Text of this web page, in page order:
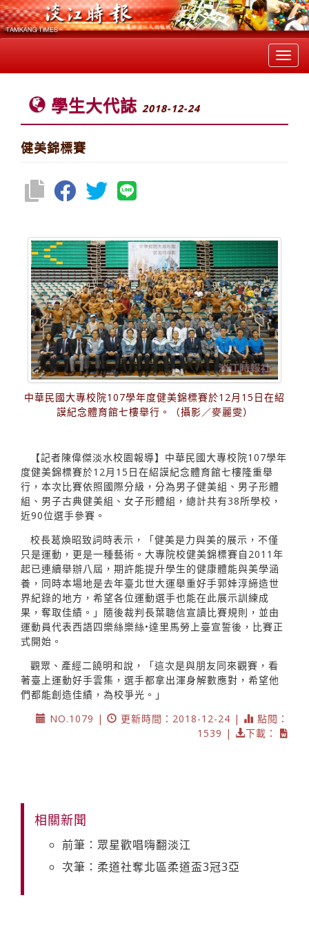
學生大代誌 2018-12-24
健美錦標賽
中華民國大專校院107學年度健美錦標賽於12月15日在紹
謨紀念體育館七樓舉行。（攝影／麥麗雯）
【記者陳偉傑淡水校園報導】中華民國大專校院107學年
度健美錦標賽於12月15日在紹謨紀念體育館七樓隆重舉
行，本次比賽依照國際分級，分為男子健美組、男子形體
組、男子古典健美組、女子形體組，總計共有38所學校，
近90位選手參賽。
校長葛煥昭致詞時表示，「健美是力與美的展示，不僅
只是運動，更是一種藝術。大專院校健美錦標賽自2011年
起已連續舉辦八屆，期許能提升學生的健康體能與美學涵
養，同時本場地是去年臺北世大運舉重好手郭婞淳締造世
界紀錄的地方，希望各位運動選手也能在此展示訓練成
果，奪取佳績。」隨後裁判長葉聰信宣讀比賽規則，並由
運動員代表西語四樂絲樂絲•達里馬勞上臺宣誓後，比賽正
式開始。
觀眾、產經二饒明和說，「這次是與朋友同來觀賽，看
著臺上運動好手雲集，選手都拿出渾身解數應對，希望他
們都能創造佳績，為校爭光。」
NO.1079 |
更新時間：2018-12-24 |
點閱：
1539 |
下載：
相關新聞
前筆：眾星歡唱嗨翻淡江
次筆：柔道社奪北區柔道盃3冠3亞